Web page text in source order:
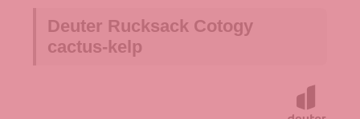
Deuter Rucksack Cotogy
cactus-kelp